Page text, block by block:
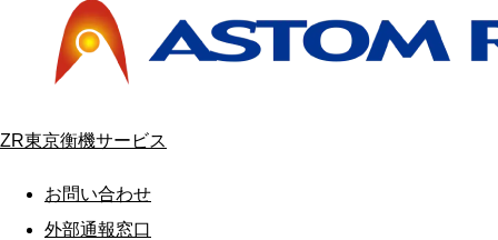
ZR東京衡機サービス
お問い合わせ
外部通報窓口